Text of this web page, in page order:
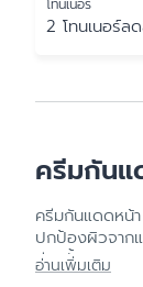
2 โทนเนอร์ล
ครีมกันแ
ครีมกันแดดหน้
ปกป้องผิวจาก
อีกครั้ง - ยูเซอ
อ่านเพิ่มเติม